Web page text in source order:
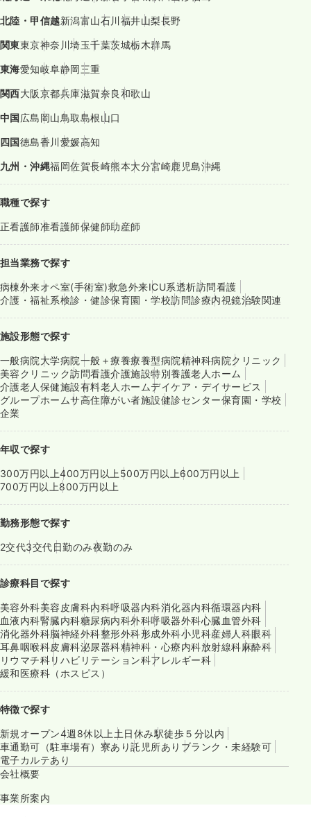
北陸・甲信越新潟富山石川 福井山梨長野
関東東京神奈川埼玉千葉茨城栃木群馬
東海愛知岐阜静岡三重
関西大阪京都兵庫滋賀奈良和歌山
中国 広島 岡山鳥取島根山口
四国徳島香川 愛媛高知
九州・沖縄福岡佐賀長崎熊本大分宮崎鹿児島沖縄
職種で探す
正看護師准看護師保健師助産師
担当業務で探す
病棟外来オペ室(手術室)救急外来ICU系透析訪問看護
介護・福祉系検診・健診保育園・学校訪問診療内視鏡治験関連
施設形態で探す
一般病院大学病院一般＋療養療養型病院精神科病院クリニック
美容クリニック訪問看護介護施設特別養護老人ホーム
介護老人保健施設有料老人ホームデイケア・デイサービス
グループホームサ高住障がい者施設健診センター保育園・学校
企業
年収で探す
300万円以上400万円以上500万円以上600万円以上
700万円以上800万円以上
勤務形態で探す
2交代3交代日勤のみ夜勤のみ
診療科目で探す
美容外科美容皮膚科内科呼吸器内科消化器内科循環器内科
血液内科腎臓内科糖尿病内科外科呼吸器外科心臓血管外科
消化器外科脳神経外科整形外科形成外科小児科産婦人科眼科
耳鼻咽喉科皮膚科泌尿器科精神科・心療内科放射線科麻酔科
リウマチ科リハビリテーション科アレルギー科
緩和医療科（ホスピス）
特徴で探す
新規オープン4週8休以上土日休み駅徒歩５分以内
車通勤可（駐車場有） 寮あり託児所あり ブランク・未経験可
電子カルテあり
会社概要
事業所案内